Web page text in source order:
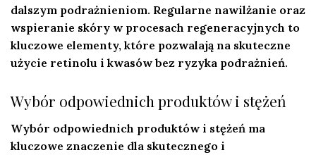
dalszym podrażnieniom. Regularne nawilżanie oraz
wspieranie skóry w procesach regeneracyjnych to
kluczowe elementy, które pozwalają na skuteczne
użycie retinolu i kwasów bez ryzyka podrażnień.
Wybór odpowiednich produktów i stężeń
Wybór odpowiednich produktów i stężeń ma
kluczowe znaczenie dla skutecznego i